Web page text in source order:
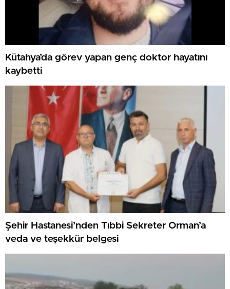
Kütahya’da görev yapan genç doktor hayatını
kaybetti
Şehir Hastanesi’nden Tıbbi Sekreter Orman’a
veda ve teşekkür belgesi